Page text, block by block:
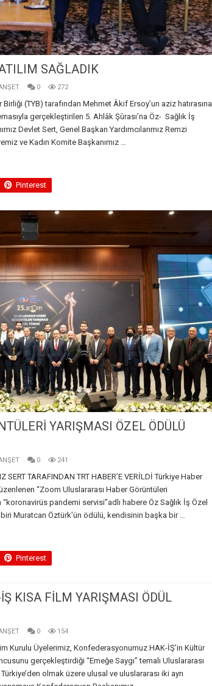
SAĞLADIK
0 272
(TYB) tarafından Mehmet Âkif Ersoy’un aziz hatırasına
gerçekleştirilen 5. Ahlâk Şûrası’na Öz- Sağlık İş
Devlet Sert, Genel Başkan Yardımcılarımız Remzi
ve Kadın Komite Başkanımız …
Pinterest
YARIŞMASI ÖZEL ÖDÜLÜ
0 241
TARAFINDAN TRT HABER’E VERİLDİ Türkiye Haber
“Zoom Uluslararası Haber Görüntüleri
“koronavirüs pandemi servisi”adlı habere Öz Sağlık İş Özel
Muratcan Öztürk’ün ödülü, kendisinin başka bir …
Pinterest
KISA FİLM YARIŞMASI ÖDÜL
0 154
Kurulu Üyelerimiz, Konfederasyonumuz HAK-İŞ’in Kültür
gerçekleştirdiği “Emeğe Saygı” temalı Uluslararası
olmak üzere ulusal ve uluslararası iki ayrı